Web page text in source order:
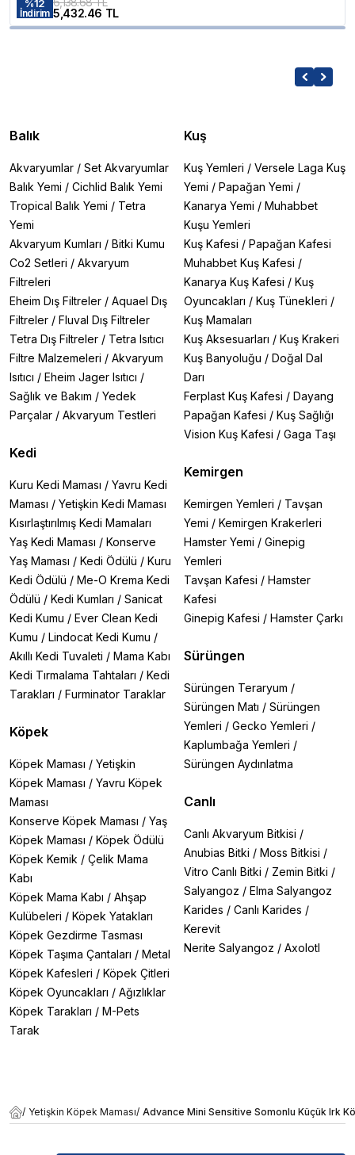
%12
İndirim 5,432.46 TL
Balık
Akvaryumlar / Set Akvaryumlar
Balık Yemi / Cichlid Balık Yemi
Tropical Balık Yemi / Tetra
Yemi
Akvaryum Kumları / Bitki Kumu
Co2 Setleri / Akvaryum
Filtreleri
Eheim Dış Filtreler / Aquael Dış
Filtreler / Fluval Dış Filtreler
Tetra Dış Filtreler / Tetra Isıtıcı
Filtre Malzemeleri / Akvaryum
Isıtıcı / Eheim Jager Isıtıcı /
Sağlık ve Bakım / Yedek
Parçalar / Akvaryum Testleri
Kedi
Kuru Kedi Maması / Yavru Kedi
Maması / Yetişkin Kedi Maması
Kısırlaştırılmış Kedi Mamaları
Yaş Kedi Maması / Konserve
Yaş Maması / Kedi Ödülü / Kuru
Kedi Ödülü / Me-O Krema Kedi
Ödülü / Kedi Kumları / Sanicat
Kedi Kumu / Ever Clean Kedi
Kumu / Lindocat Kedi Kumu /
Akıllı Kedi Tuvaleti / Mama Kabı
Kedi Tırmalama Tahtaları / Kedi
Tarakları / Furminator Taraklar
Köpek
Köpek Maması / Yetişkin
Köpek Maması / Yavru Köpek
Maması
Konserve Köpek Maması / Yaş
Köpek Maması / Köpek Ödülü
Köpek Kemik / Çelik Mama
Kabı
Köpek Mama Kabı / Ahşap
Kulübeleri / Köpek Yatakları
Köpek Gezdirme Tasması
Köpek Taşıma Çantaları / Metal
Köpek Kafesleri / Köpek Çitleri
Köpek Oyuncakları / Ağızlıklar
Köpek Tarakları / M-Pets
Tarak
Kuş
Kuş Yemleri / Versele Laga Kuş
Yemi / Papağan Yemi /
Kanarya Yemi / Muhabbet
Kuşu Yemleri
Kuş Kafesi / Papağan Kafesi
Muhabbet Kuş Kafesi /
Kanarya Kuş Kafesi / Kuş
Oyuncakları / Kuş Tünekleri /
Kuş Mamaları
Kuş Aksesuarları / Kuş Krakeri
Kuş Banyoluğu / Doğal Dal
Darı
Ferplast Kuş Kafesi / Dayang
Papağan Kafesi / Kuş Sağlığı
Vision Kuş Kafesi / Gaga Taşı
Kemirgen
Kemirgen Yemleri / Tavşan
Yemi / Kemirgen Krakerleri
Hamster Yemi / Ginepig
Yemleri
Tavşan Kafesi / Hamster
Kafesi
Ginepig Kafesi / Hamster Çarkı
Sürüngen
Sürüngen Teraryum /
Sürüngen Matı / Sürüngen
Yemleri / Gecko Yemleri /
Kaplumbağa Yemleri /
Sürüngen Aydınlatma
Canlı
Canlı Akvaryum Bitkisi /
Anubias Bitki / Moss Bitkisi /
Vitro Canlı Bitki / Zemin Bitki /
Salyangoz / Elma Salyangoz
Karides / Canlı Karides /
Kerevit
Nerite Salyangoz / Axolotl
/ Yetişkin Köpek Maması/ Advance Mini Sensitive Somonlu Küçük Irk